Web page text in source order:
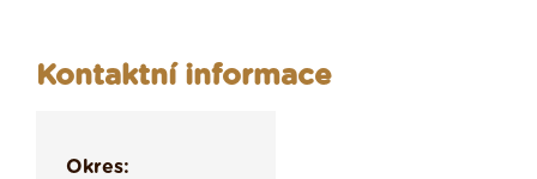
Kontaktní informace
Okres: